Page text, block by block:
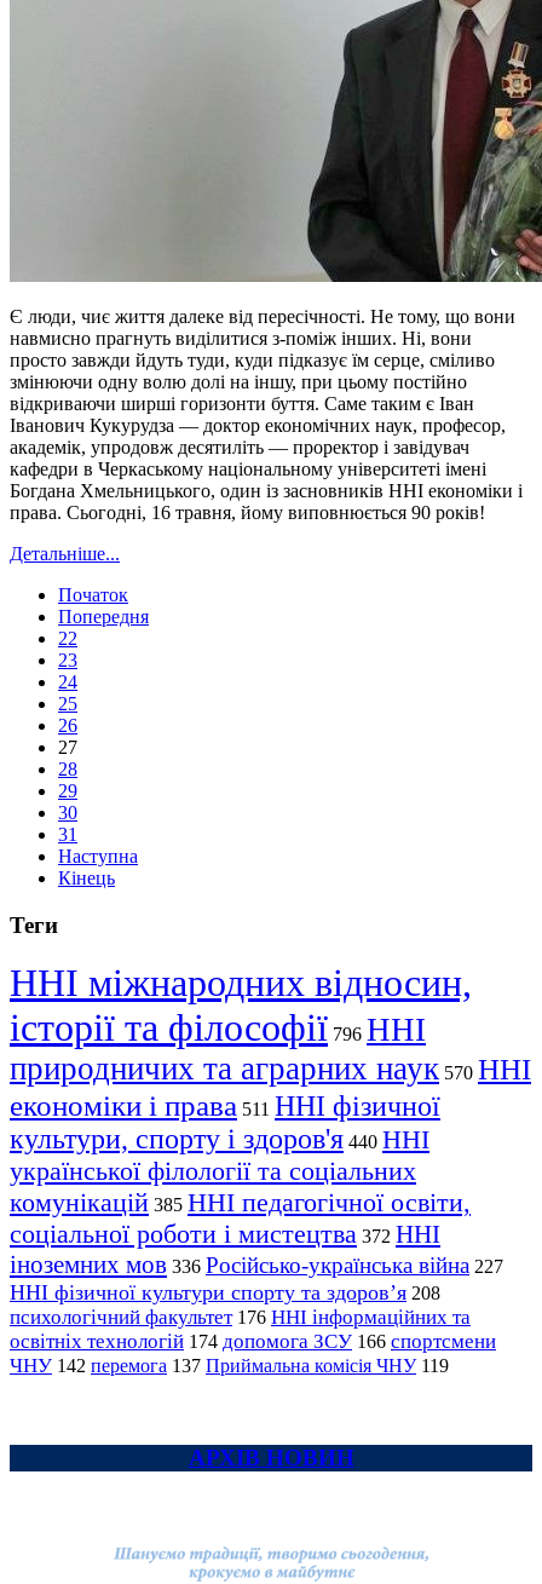
Є люди, чиє життя далеке від пересічності. Не тому, що вони
навмисно прагнуть виділитися з-поміж інших. Ні, вони
просто завжди йдуть туди, куди підказує їм серце, сміливо
змінюючи одну волю долі на іншу, при цьому постійно
відкриваючи ширші горизонти буття. Саме таким є Іван
Іванович Кукурудза — доктор економічних наук, професор,
академік, упродовж десятиліть — проректор і завідувач
кафедри в Черкаському національному університеті імені
Богдана Хмельницького, один із засновників ННІ економіки і
права. Сьогодні, 16 травня, йому виповнюється 90 років!
Детальніше...
Початок
Попередня
22
23
24
25
26
27
28
29
30
31
Наступна
Кінець
Теги
ННІ міжнародних відносин,
історії та філософії 796 ННІ
природничих та аграрних наук 570 ННІ
економіки і права 511 ННІ фізичної
культури, спорту і здоров'я 440 ННІ
української філології та соціальних
комунікацій 385 ННІ педагогічної освіти,
соціальної роботи і мистецтва 372 ННІ
іноземних мов 336 Російсько-українська війна 227
ННІ фізичної культури спорту та здоров’я 208
психологічний факультет 176 ННІ інформаційних та
освітніх технологій 174 допомога ЗСУ 166 спортсмени
ЧНУ 142 перемога 137 Приймальна комісія ЧНУ 119
АРХІВ НОВИН